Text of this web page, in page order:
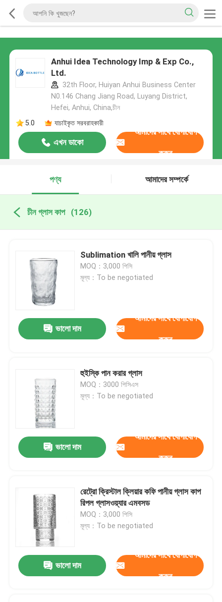
Anhui Idea Technology Imp & Exp Co.,
Ltd.
32th Floor, Huiyan Anhui Business Center
N0.146 Chang Jiang Road, Luyang District,
Hefei, Anhui, China,চীন
5.0
যাচাইকৃত সরবরাহকারী
এখন ডাকো
আমাদের সাথে যোগাযোগ
করুন
পণ্য আমাদের সম্পর্কে
চীন গ্লাস কাপ (126)
Sublimation খালি পানীয় গ্লাস
MOQ：3,000 পিসি
মূল্য：To be negotiated
ভালো দাম
আমাদের সাথে যোগাযোগ
করুন
হুইস্কি পান করার গ্লাস
MOQ：3000 পিসিএস
মূল্য：To be negotiated
ভালো দাম
আমাদের সাথে যোগাযোগ
করুন
রেট্রো ক্রিস্টাল ক্লিয়ার কফি পানীয় গ্লাস কাপ
রিপল গ্লাসওয়্যার এমবসড
MOQ：3,000 পিসি
মূল্য：To be negotiated
ভালো দাম
আমাদের সাথে যোগাযোগ
করুন